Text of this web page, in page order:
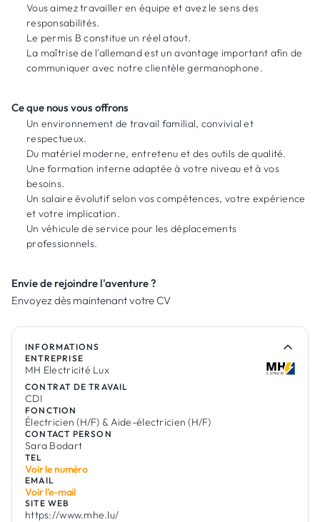
Vous aimez travailler en équipe et avez le sens des
responsabilités.
Le permis B constitue un réel atout.
La maîtrise de l'allemand est un avantage important afin de
communiquer avec notre clientèle germanophone.
Ce que nous vous offrons
Un environnement de travail familial, convivial et
respectueux.
Du matériel moderne, entretenu et des outils de qualité.
Une formation interne adaptée à votre niveau et à vos
besoins.
Un salaire évolutif selon vos compétences, votre expérience
et votre implication.
Un véhicule de service pour les déplacements
professionnels.
Envie de rejoindre l'aventure ?
Envoyez dès maintenant votre CV
INFORMATIONS
ENTREPRISE
MH Electricité Lux
CONTRAT DE TRAVAIL
CDI
FONCTION
Électricien (H/F) & Aide-électricien (H/F)
CONTACT PERSON
Sara Bodart
TEL
Voir le numéro
EMAIL
Voir l'e-mail
SITE WEB
https://www.mhe.lu/